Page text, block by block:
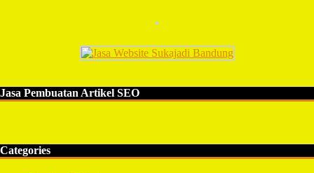
Jasa Pembuatan Artikel SEO
Categories